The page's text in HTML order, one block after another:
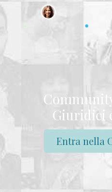
Giuridici
Entra nella